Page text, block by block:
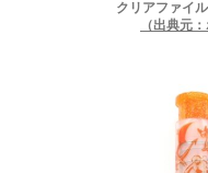
クリアファイ
（出典元